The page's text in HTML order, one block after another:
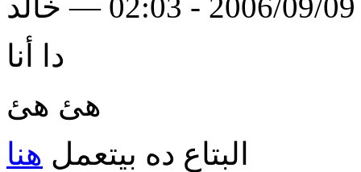
دا أنا
هئ هئ
البتاع ده بيتعمل هنا